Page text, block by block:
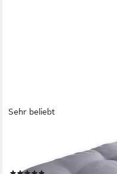
Sehr beliebt
Stuhlkissen Sitzkissen
robustes Sitzkissen für